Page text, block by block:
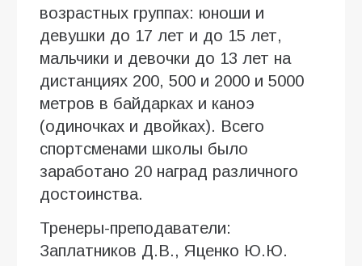
возрастных группах: юноши и
девушки до 17 лет и до 15 лет,
мальчики и девочки до 13 лет на
дистанциях 200, 500 и 2000 и 5000
метров в байдарках и каноэ
(одиночках и двойках). Всего
спортсменами школы было
заработано 20 наград различного
достоинства.
Тренеры-преподаватели:
Заплатников Д.В., Яценко Ю.Ю.